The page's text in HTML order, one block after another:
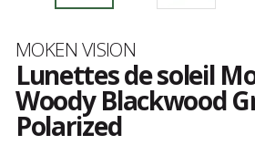
Marque
MOKEN VISION
Lunettes de soleil
Woody Blackwood
Polarized